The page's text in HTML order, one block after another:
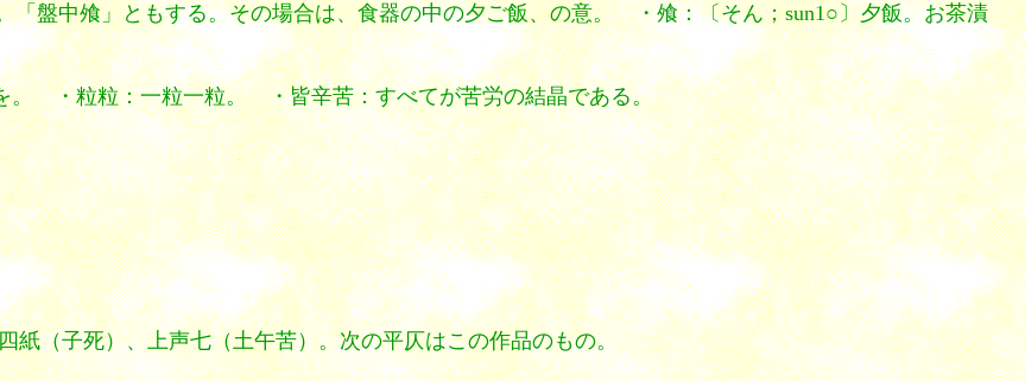
盤中飧」ともする。その場合は、食器の中の夕ご飯、の意。 ・飧：〔そん；sun1○〕夕飯。お茶漬
。 ・粒粒：一粒一粒。 ・皆辛苦：すべてが苦労の結晶である。
子死）、上声七（土午苦）。次の平仄はこの作品のもの。